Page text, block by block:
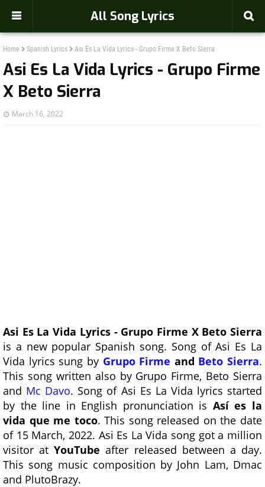
All Song Lyrics
Home Spanish Lyrics Asi Es La Vida Lyrics - Grupo Firme X Beto Sierra
Asi Es La Vida Lyrics - Grupo Firme
X Beto Sierra
March 16, 2022
Asi Es La Vida Lyrics - Grupo Firme X Beto Sierra
is a new popular Spanish song. Song of Asi Es La
Vida lyrics sung by Grupo Firme and Beto Sierra.
This song written also by Grupo Firme, Beto Sierra
and Mc Davo. Song of Asi Es La Vida lyrics started
by the line in English pronunciation is Así es la
vida que me toco. This song released on the date
of 15 March, 2022. Asi Es La Vida song got a million
visitor atYouTube after released between a day.
This song music composition by John Lam, Dmac
and PlutoBrazy.